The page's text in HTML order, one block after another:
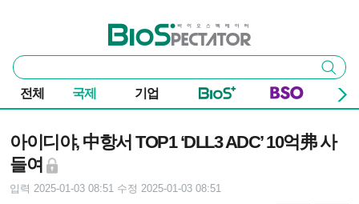
바이오스펙테이터
통
합
검
색
검색
전체 국제 기업
아이디야, 中항서 TOP1 ‘DLL3 ADC’ 10억弗 사
들여
입력 2025-01-03 08:51 수정 2025-01-03 08:51